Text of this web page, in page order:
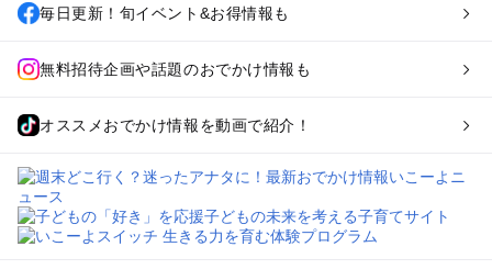
毎日更新！旬イベント&お得情報も
無料招待企画や話題のおでかけ情報も
オススメおでかけ情報を動画で紹介！